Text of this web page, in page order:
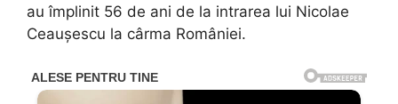
au împlinit 56 de ani de la intrarea lui Nicolae
Ceaușescu la cârma României.